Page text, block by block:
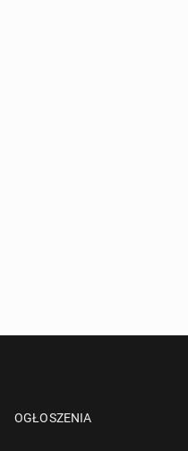
OGŁOSZENIA